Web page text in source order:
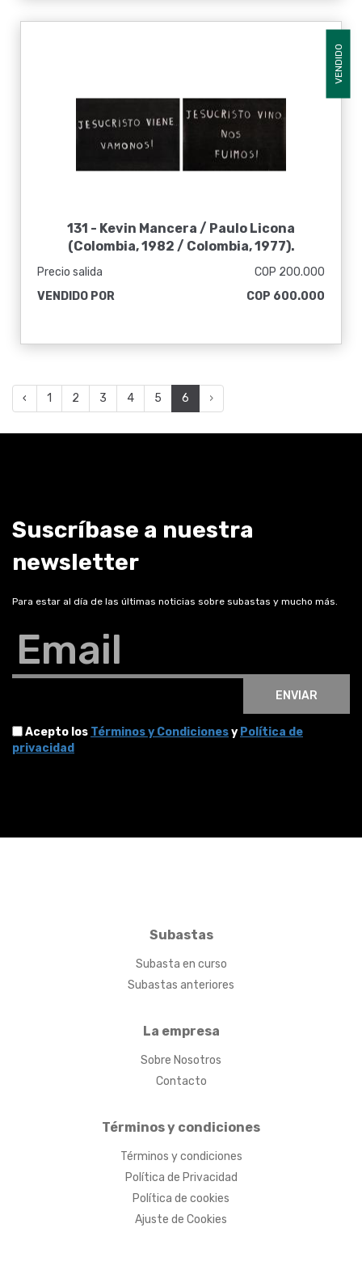
VENDIDO
131 - Kevin Mancera / Paulo Licona
(Colombia, 1982 / Colombia, 1977).
Jesucristo viene... vámonos! / Jesucristo
Precio salida
COP 200.000
VENDIDO POR
COP 600.000
‹ 1 2 3 4 5 6 ›
Suscríbase a nuestra
newsletter
Para estar al día de las últimas noticias sobre subastas y mucho más.
Email
ENVIAR
Acepto los Términos y Condicionesy Política de
privacidad
Subastas
Subasta en curso
Subastas anteriores
La empresa
Sobre Nosotros
Contacto
Términos y condiciones
Términos y condiciones
Política de Privacidad
Política de cookies
Ajuste de Cookies